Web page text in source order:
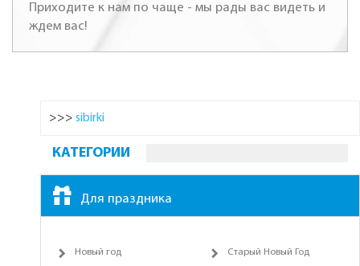
Приходите к нам по чаще - мы рады вас видеть и
ждем вас!
>>> sibirki
КАТЕГОРИИ
Для праздника
Новый год Старый Новый Год